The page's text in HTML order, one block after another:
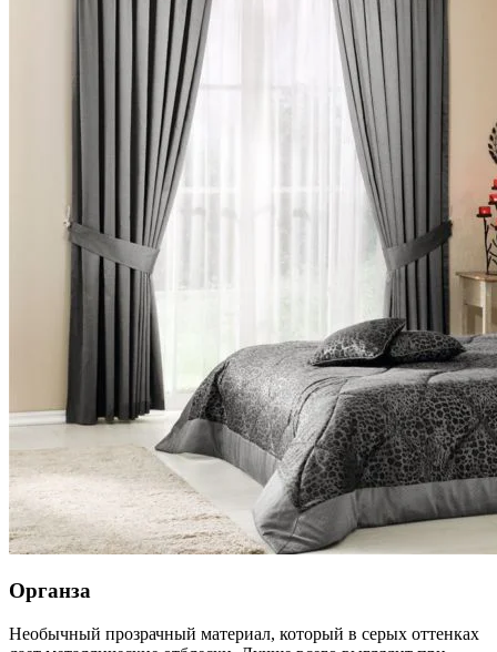
Органза
Необычный прозрачный материал, который в серых оттенках